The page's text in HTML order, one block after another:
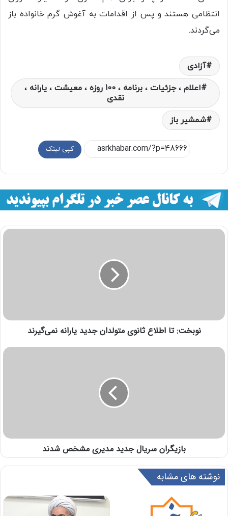
انتظامی هستند و پس از اقدامات به آغوش گرم خانواده باز
می‌گردند.
آزادی
اعلام ، جزئیات ، برنامه ، 100 روزه ، معیشت ، یارانه ،
نقدی
شمشیر باز
کپی لینک
نوبخت: تا اطلاع ثانوی متولدان جدید یارانه نمی‌گیرند
بازیگران سریال جدید مدیری مشخص شدند
نوشته های مشابه